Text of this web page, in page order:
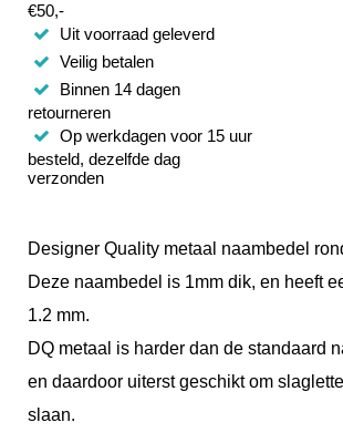
€50,-
Uit voorraad geleverd
Veilig betalen
Binnen 14 dagen
retourneren
Op werkdagen voor 15 uur
besteld, dezelfde dag
verzonden
Designer Quality metaal naambedel
Deze naambedel is 1mm dik, en heeft
1.2 mm.
DQ metaal is harder dan de standaard
en daardoor uiterst geschikt om
slaan.